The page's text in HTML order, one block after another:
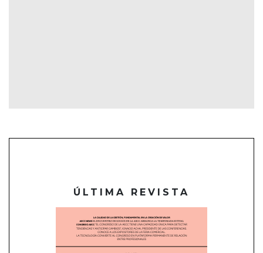
ÚLTIMA REVISTA